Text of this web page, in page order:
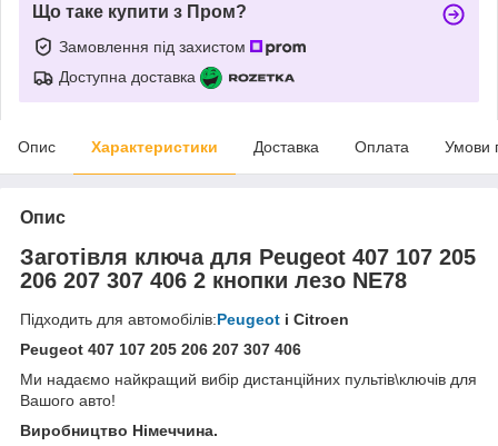
Що таке купити з Пром?
Замовлення під захистом
Доступна доставка
Опис Характеристики Доставка Оплата Умови
Опис
Заготівля ключа для Peugeot 407 107 205
206 207 307 406 2 кнопки лезо NE78
Підходить для автомобілів:Peugeot і Citroen
Peugeot 407 107 205 206 207 307 406
Ми надаємо найкращий вибір дистанційних пультів\ключів для
Вашого авто!
Виробництво Німеччина.